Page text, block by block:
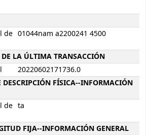
de 01044nam a2200241 4500
LA ÚLTIMA TRANSACCIÓN
20220602171736.0
FÍSICA--INFORMACIÓN
de ta
FIJA--INFORMACIÓN GENERAL